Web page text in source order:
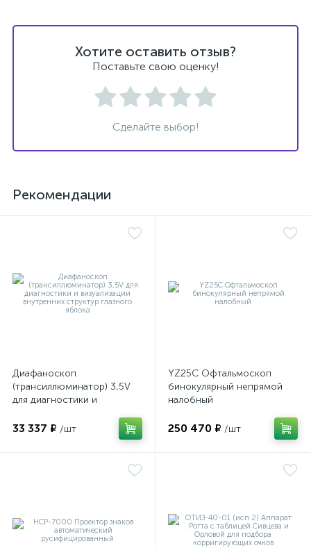
Хотите оставить отзыв?
Поставьте свою оценку!
Сделайте выбор!
Рекомендации
Диафаноскоп
(трансиллюминатор) 3,5V
для диагностики и
структур глазного яблока
33 337 ₽ /шт
YZ25C Офтальмоскоп
бинокулярный непрямой
налобный
250 470 ₽ /шт